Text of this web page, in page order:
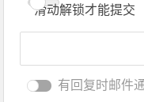
滑动解锁才能提交
有回复时邮件